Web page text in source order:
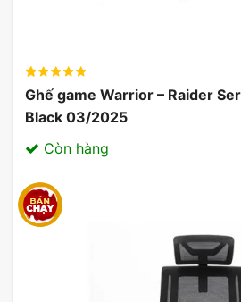
Ghế game Warrior – Raider
Black 03/2025
Còn hàng